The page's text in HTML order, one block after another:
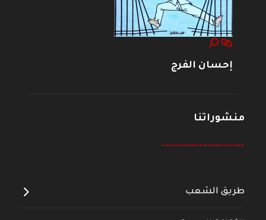
إحسان الفرج
منشوراتنا
--------------------
طريق الشعب